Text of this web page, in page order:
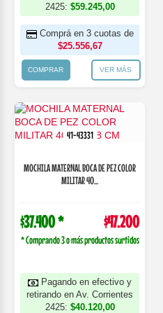
2425: $59.245,00
Comprá en 3 cuotas de
$25.556,67
COMPRAR VER MÁS
41-43331
MOCHILA MATERNAL BOCA DE PEZ COLOR
MILITAR 40...
$37.400 * $47.200
* Comprando 3 o más productos surtidos
Pagando en efectivo y
retirando en Av. Corrientes
2425: $40.120,00